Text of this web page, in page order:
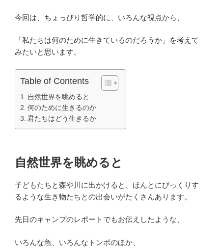
今回は、ちょっぴり哲学的に、いろんな視点から、
「私たちは何のために生きているのだろうか」を考えて
みたいと思います。
Table of Contents
自然世界を眺めると
何のために生きるのか
君たちはどう生きるか
自然世界を眺めると
子どもたちと森や川に出かけると、ほんとにびっくりす
るような生き物たちとの出会いがたくさんあります。
先日のキャンプのレポートでもお伝えしたような、
いろんな魚、いろんなトンボのほか、